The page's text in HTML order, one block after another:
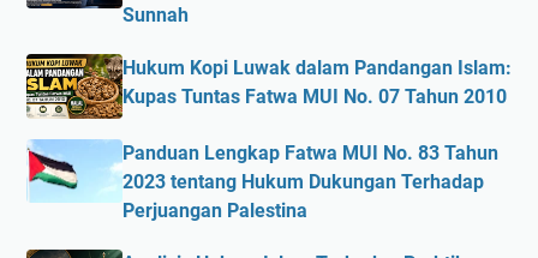
Sunnah
Hukum Kopi Luwak dalam Pandangan Islam:
Kupas Tuntas Fatwa MUI No. 07 Tahun 2010
Panduan Lengkap Fatwa MUI No. 83 Tahun
2023 tentang Hukum Dukungan Terhadap
Perjuangan Palestina